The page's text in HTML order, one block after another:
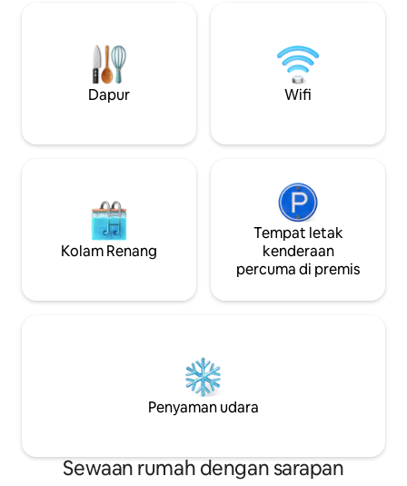
tradisional, aktiviti rakit buluh, air terjun
dan tarikan hutan. Lawatan anda di sini
dipuji oleh chef dalaman kami,
menawarkan hidangan gaya tempatan
kakitangan kami yang baik ada di sini
untuk membantu anda. Untuk semua ini,
masuk) * Menaiki
hutan bakau dan
menempah bot,
kami sekurang-
Dapur Wifi
Kolam Renang
Tempat letak
kenderaan
percuma di premis
Penyaman udara
Sewaan rumah dengan sarapan